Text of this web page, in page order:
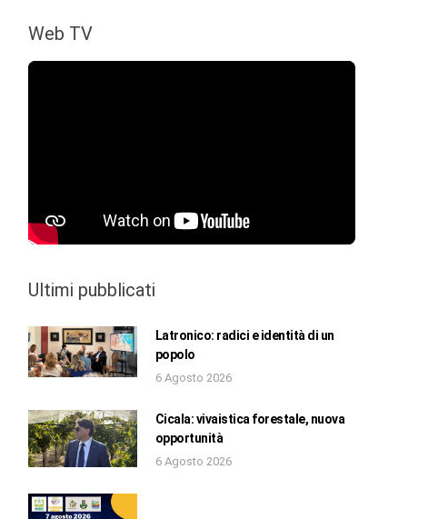
Web TV
Ultimi pubblicati
Latronico: radici e identità di un
popolo
6 Agosto 2026
Cicala: vivaistica forestale, nuova
opportunità
6 Agosto 2026